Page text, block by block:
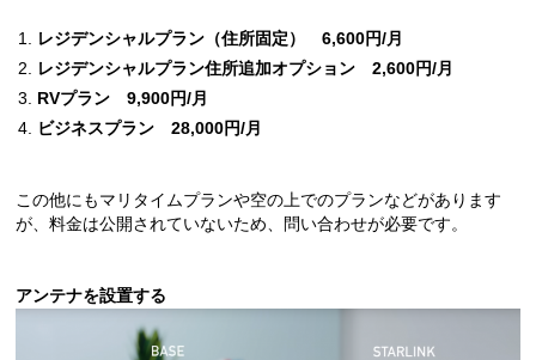
レジデンシャルプラン（住所固定） 6,600円/月
レジデンシャルプラン住所追加オプション 2,600円/月
RVプラン 9,900円/月
ビジネスプラン 28,000円/月
この他にもマリタイムプランや空の上でのプランなどがあります
が、料金は公開されていないため、問い合わせが必要です。
アンテナを設置する